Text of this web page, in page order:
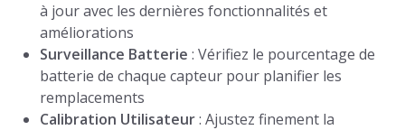
à jour avec les dernières fonctionnalités et
améliorations
Surveillance Batterie : Vérifiez le pourcentage de
batterie de chaque capteur pour planifier les
remplacements
Calibration Utilisateur: Ajustez finement la